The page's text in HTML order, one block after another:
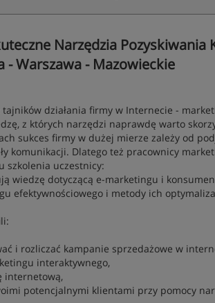
Narzędzia
- Warszawa - Mazowieckie
działania firmy w Internecie -
z których narzędzi naprawdę warto
sukces firmy w dużej mierze zależy od
komunikacji. Dlatego też pracownicy
szkolenia uczestnicy:
wiedzę dotyczącą e-marketingu i
efektywnościowego i metody ich
i rozliczać kampanie sprzedażowe w
interaktywnego,
internetową,
potencjalnymi klientami przy pomocy